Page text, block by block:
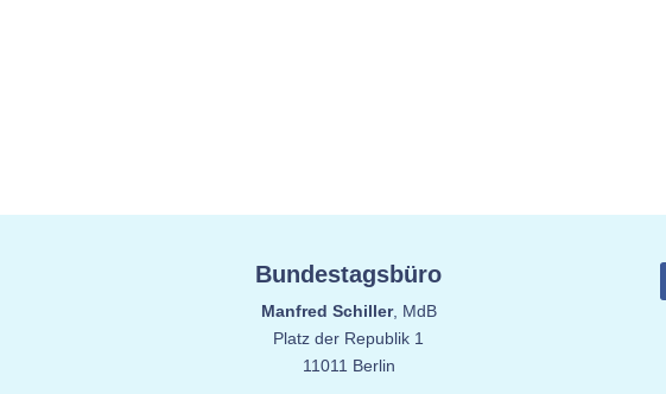
Bundestagsbüro
Manfred Schiller, MdB
Platz der Republik 1
11011 Berlin